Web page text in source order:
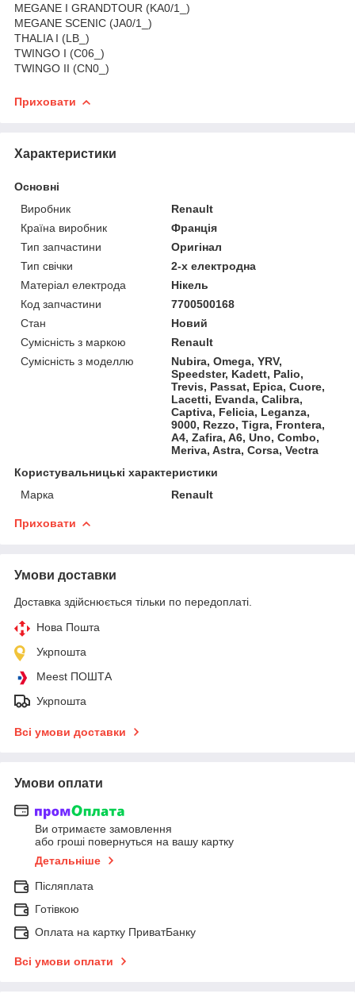
MEGANE I GRANDTOUR (KA0/1_)
MEGANE SCENIC (JA0/1_)
THALIA I (LB_)
TWINGO I (C06_)
TWINGO II (CN0_)
Приховати
Характеристики
Основні
Виробник
Renault
Країна виробник
Франція
Тип запчастини
Оригінал
Тип свічки
2-х електродна
Матеріал електрода
Нікель
Код запчастини
7700500168
Стан
Новий
Сумісність з маркою
Renault
Сумісність з моделлю
Nubira, Omega, YRV,
Speedster, Kadett, Palio,
Trevis, Passat, Epica, Cuore,
Lacetti, Evanda, Calibra,
Captiva, Felicia, Leganza,
9000, Rezzo, Tigra, Frontera,
A4, Zafira, A6, Uno, Combo,
Meriva, Astra, Corsa, Vectra
Користувальницькі характеристики
Марка
Renault
Приховати
Умови доставки
Доставка здійснюється тільки по передоплаті.
Нова Пошта
Укрпошта
Meest ПОШТА
Укрпошта
Всі умови доставки
Умови оплати
Ви отримаєте замовлення
або гроші повернуться на вашу картку
Детальніше
Післяплата
Готівкою
Оплата на картку ПриватБанку
Всі умови оплати